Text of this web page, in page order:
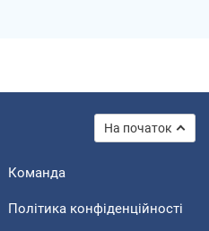
На початок
Команда
Політика конфіденційності